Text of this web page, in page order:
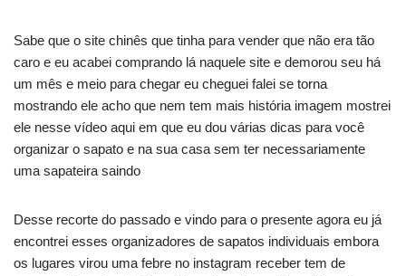
Sabe que o site chinês que tinha para vender que não era tão
caro e eu acabei comprando lá naquele site e demorou seu há
um mês e meio para chegar eu cheguei falei se torna
mostrando ele acho que nem tem mais história imagem mostrei
ele nesse vídeo aqui em que eu dou várias dicas para você
organizar o sapato e na sua casa sem ter necessariamente
uma sapateira saindo
Desse recorte do passado e vindo para o presente agora eu já
encontrei esses organizadores de sapatos individuais embora
os lugares virou uma febre no instagram receber tem de